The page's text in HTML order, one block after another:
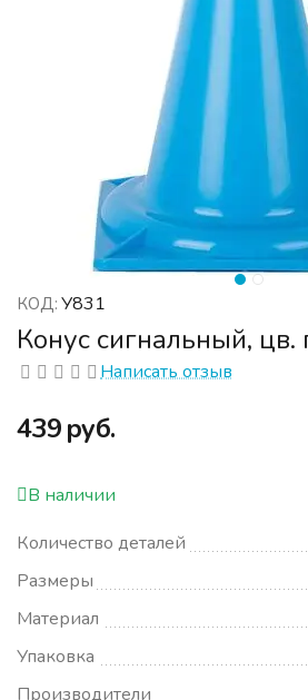
КОД: У831
Конус сигнальный, цв.
Написать отзыв
‍439‍руб.
В наличии
Количество деталей
Размеры
Материал
Упаковка
Производители